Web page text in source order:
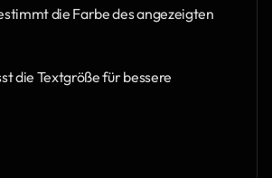
die Farbe des angezeigten
die Textgröße für bessere